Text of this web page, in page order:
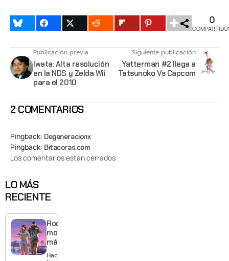
0
Publicación previa
Iwata: Alta resolución
en la NDS y Zelda Wii
para el 2010
Siguiente publicación
Yatterman #2 llega a
Tatsunoko Vs Capcom
2 COMENTARIOS
Pingback: Degeneracionx
Pingback: Bitacoras.com
Los comentarios están cerrados
LO MÁS
RECIENTE
Rockstar
mostrará
más de
GTA 6 en
Hace 6